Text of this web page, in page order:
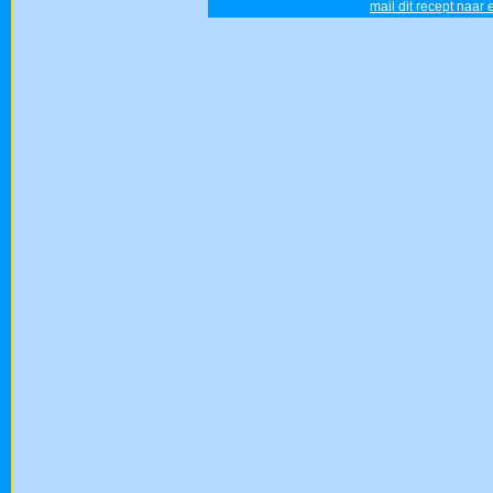
mail dit recept naar